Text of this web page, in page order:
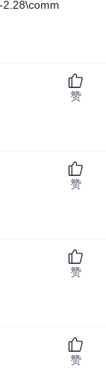
2.28\comm
赞
赞
赞
赞